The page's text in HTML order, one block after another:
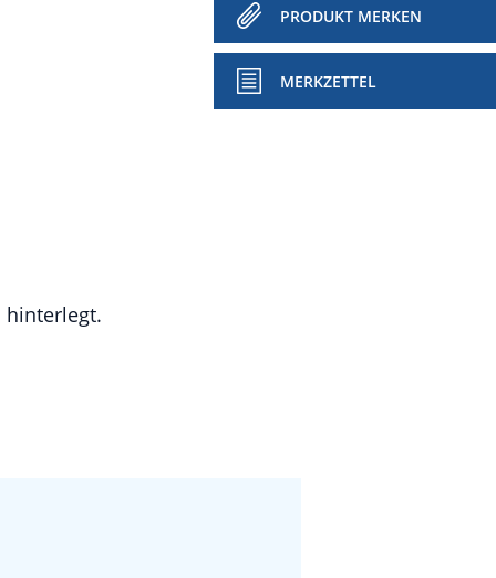
PRODUKT MERKEN
MERKZETTEL
hinterlegt.